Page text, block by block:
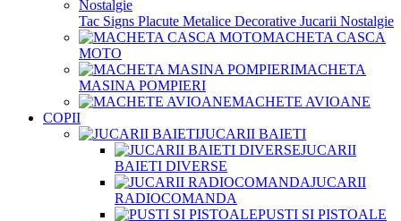
Tac Signs Placute Metalice Decorative Jucarii Nostalgie
MACHETA CASCA
MOTO
MACHETA
MASINA POMPIERI
MACHETE AVIOANE
COPII
JUCARII BAIETI
JUCARII
BAIETI DIVERSE
JUCARII
RADIOCOMANDA
PUSTI SI PISTOALE